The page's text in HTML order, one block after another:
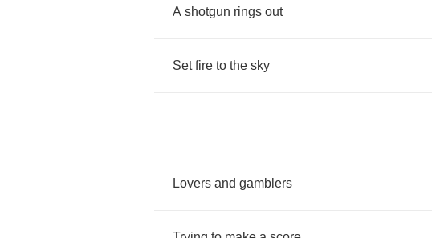
A shotgun rings out
Set fire to the sky
Lovers and gamblers